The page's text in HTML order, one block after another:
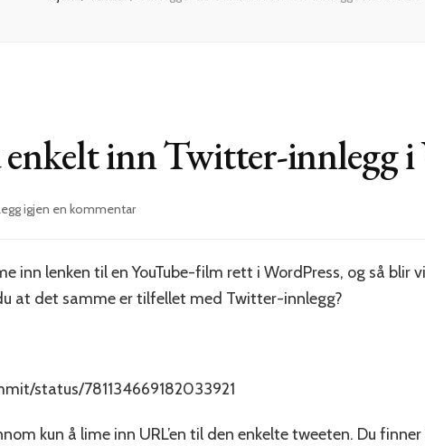
enkelt inn Twitter-innlegg i
igjen en kommentartil
du
inn
WordPress
inn lenken til en YouTube-film rett i WordPress, og så blir
at det samme er tilfellet med Twitter-innlegg?
status/781134669182033921
kun å lime inn URL’en til den enkelte tweeten. Du finner